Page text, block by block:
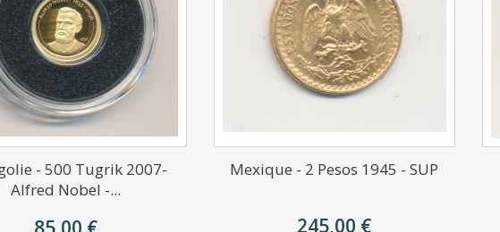
- 500 Tugrik 2007-
Alfred Nobel -...
Mexique - 2 Pesos 1945 - SUP
245,00 €